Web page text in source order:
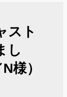
スト
し
様）